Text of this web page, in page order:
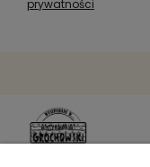
prywatności